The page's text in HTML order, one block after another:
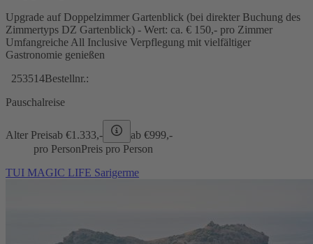
Upgrade auf Doppelzimmer Gartenblick (bei direkter Buchung des
Zimmertyps DZ Gartenblick) - Wert: ca. € 150,- pro Zimmer
Umfangreiche All Inclusive Verpflegung mit vielfältiger
Gastronomie genießen
253514Bestellnr.:
Pauschalreise
Alter Preisab €1.333,- ab €999,-
pro PersonPreis pro Person
TUI MAGIC LIFE Sarigerme